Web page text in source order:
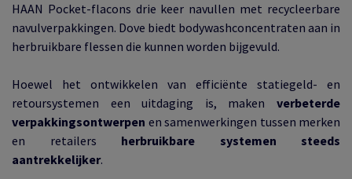
HAAN Pocket-flacons drie keer navullen met recycleerbare
navulverpakkingen. Dove biedt bodywashconcentraten aan in
herbruikbare flessen die kunnen worden bijgevuld.
Hoewel het ontwikkelen van efficiënte statiegeld- en
retoursystemen een uitdaging is, maken verbeterde
verpakkingsontwerpen en samenwerkingen tussen merken
en retailers herbruikbare systemen steeds
aantrekkelijker.